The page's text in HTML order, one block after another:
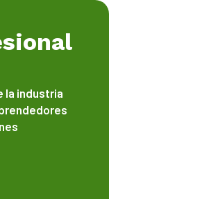
la industria